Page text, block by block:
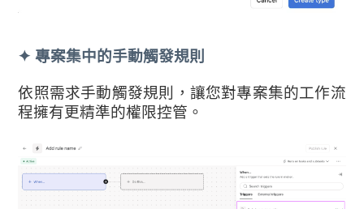
✦專案集中的手動觸發規則
依照需求手動觸發規則，讓您對專案集的工作流
程擁有更精準的權限控管。